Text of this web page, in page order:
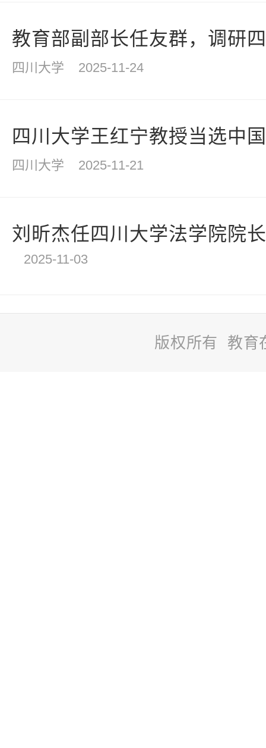
教育部副部长任友群，调研
四川大学 2025-11-24
四川大学王红宁教授当选中
四川大学 2025-11-21
刘昕杰任四川大学法学院院长
2025-11-03
版权所有 教育